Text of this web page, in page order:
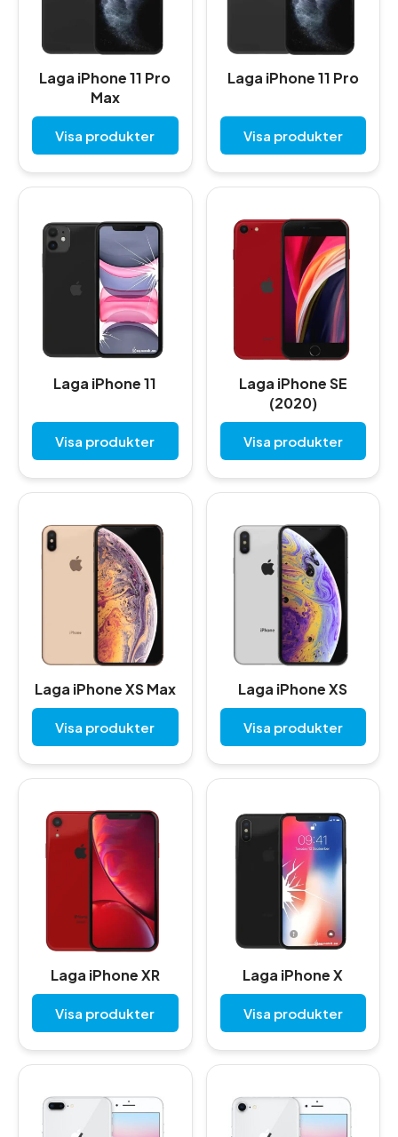
Laga iPhone 11 Pro
Max
Visa produkter
Laga iPhone 11 Pro
Visa produkter
Laga iPhone 11
Visa produkter
Laga iPhone SE
(2020)
Visa produkter
Laga iPhone XS Max
Visa produkter
Laga iPhone XS
Visa produkter
Laga iPhone XR
Visa produkter
Laga iPhone X
Visa produkter